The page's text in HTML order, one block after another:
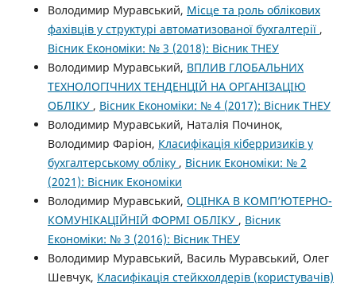
Володимир Муравський, Місце та роль облікових
фахівців у структурі автоматизованої бухгалтерії ,
Вісник Економіки: № 3 (2018): Вісник ТНЕУ
Володимир Муравський, ВПЛИВ ГЛОБАЛЬНИХ
ТЕХНОЛОГІЧНИХ ТЕНДЕНЦІЙ НА ОРГАНІЗАЦІЮ
ОБЛІКУ , Вісник Економіки: № 4 (2017): Вісник ТНЕУ
Володимир Муравський, Наталія Починок,
Володимир Фаріон, Класифікація кіберризиків у
бухгалтерському обліку , Вісник Економіки: № 2
(2021): Вісник Економіки
Володимир Муравський, ОЦІНКА В КОМП’ЮТЕРНО-
КОМУНІКАЦІЙНІЙ ФОРМІ ОБЛІКУ , Вісник
Економіки: № 3 (2016): Вісник ТНЕУ
Володимир Муравський, Василь Муравський, Олег
Шевчук, Класифікація стейкхолдерів (користувачів)